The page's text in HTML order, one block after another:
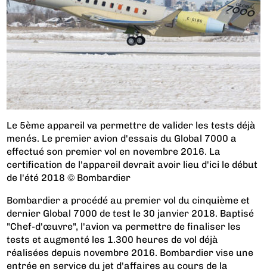
Le 5ème appareil va permettre de valider les tests déjà
menés. Le premier avion d'essais du Global 7000 a
effectué son premier vol en novembre 2016. La
certification de l'appareil devrait avoir lieu d'ici le début
de l'été 2018 © Bombardier
Bombardier a procédé au premier vol du cinquième et
dernier Global 7000 de test le 30 janvier 2018. Baptisé
"Chef-d'œuvre", l'avion va permettre de finaliser les
tests et augmenté les 1.300 heures de vol déjà
réalisées depuis novembre 2016. Bombardier vise une
entrée en service du jet d'affaires au cours de la